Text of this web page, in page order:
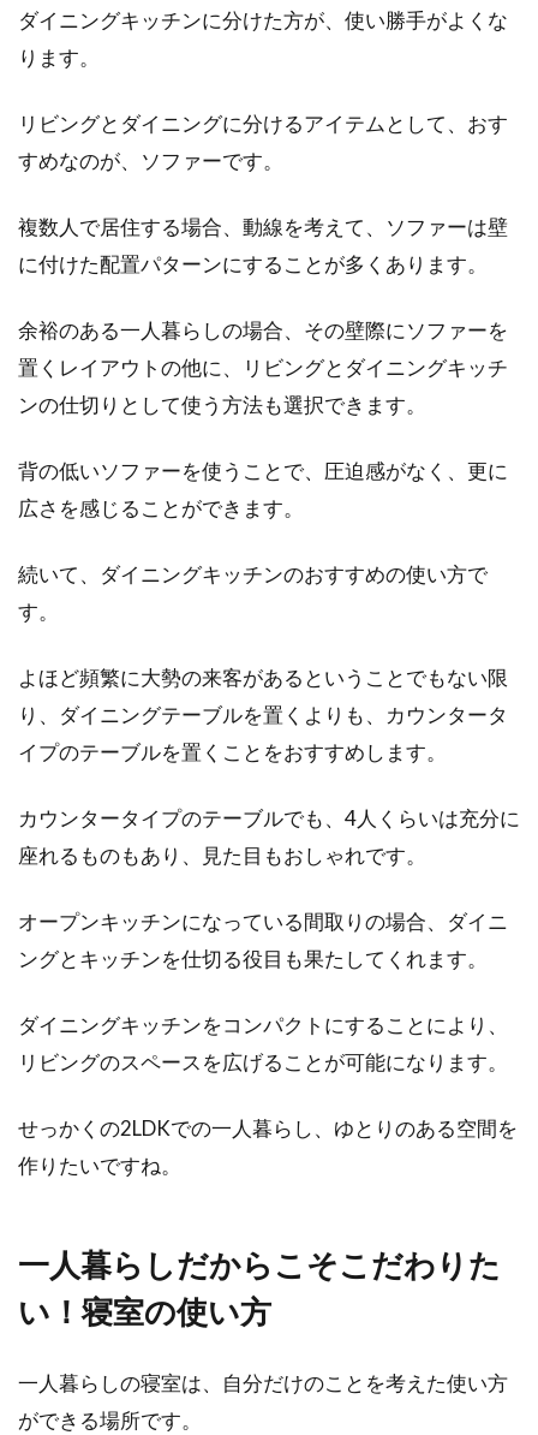
ダイニングキッチンに分けた方が、使い勝手がよくな
ります。
リビングとダイニングに分けるアイテムとして、おす
すめなのが、ソファーです。
複数人で居住する場合、動線を考えて、ソファーは壁
に付けた配置パターンにすることが多くあります。
余裕のある一人暮らしの場合、その壁際にソファーを
置くレイアウトの他に、リビングとダイニングキッチ
ンの仕切りとして使う方法も選択できます。
背の低いソファーを使うことで、圧迫感がなく、更に
広さを感じることができます。
続いて、ダイニングキッチンのおすすめの使い方で
す。
よほど頻繁に大勢の来客があるということでもない限
り、ダイニングテーブルを置くよりも、カウンタータ
イプのテーブルを置くことをおすすめします。
カウンタータイプのテーブルでも、4人くらいは充分に
座れるものもあり、見た目もおしゃれです。
オープンキッチンになっている間取りの場合、ダイニ
ングとキッチンを仕切る役目も果たしてくれます。
ダイニングキッチンをコンパクトにすることにより、
リビングのスペースを広げることが可能になります。
せっかくの2LDKでの一人暮らし、ゆとりのある空間を
作りたいですね。
一人暮らしだからこそこだわりた
い！寝室の使い方
一人暮らしの寝室は、自分だけのことを考えた使い方
ができる場所です。